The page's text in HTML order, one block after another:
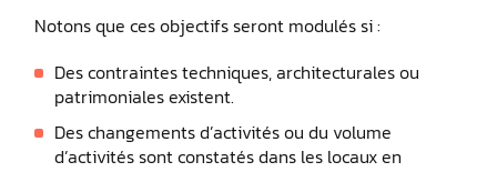
Notons que ces objectifs seront modulés si :
Des contraintes techniques, architecturales ou
patrimoniales existent.
Des changements d’activités ou du volume
d’activités sont constatés dans les locaux en